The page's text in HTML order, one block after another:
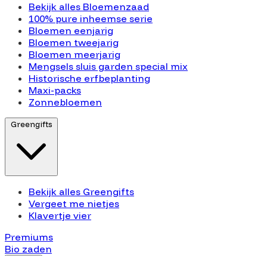
Bekijk alles Bloemenzaad
100% pure inheemse serie
Bloemen eenjarig
Bloemen tweejarig
Bloemen meerjarig
Mengsels sluis garden special mix
Historische erfbeplanting
Maxi-packs
Zonnebloemen
Greengifts
Bekijk alles Greengifts
Vergeet me nietjes
Klavertje vier
Premiums
Bio zaden